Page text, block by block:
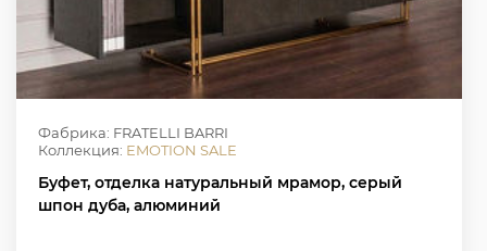
Фабрика: FRATELLI BARRI
Коллекция: EMOTION SALE
Буфет, отделка натуральный мрамор, серый
шпон дуба, алюминий